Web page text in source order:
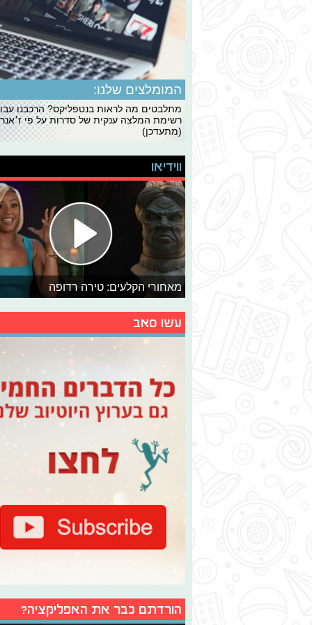
המומלצים שלנו:
מתלבטים מה לראות בנטפליקס? הרכבנו
רשימת המלצה ענקית של סדרות על פי
(מתעדכן)
ווידיאו
מאחורי הקלעים: טירה רדופה
עשו סאב
הורדתם כבר את האפליקציה?